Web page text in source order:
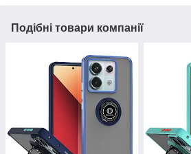
Подібні товари компанії